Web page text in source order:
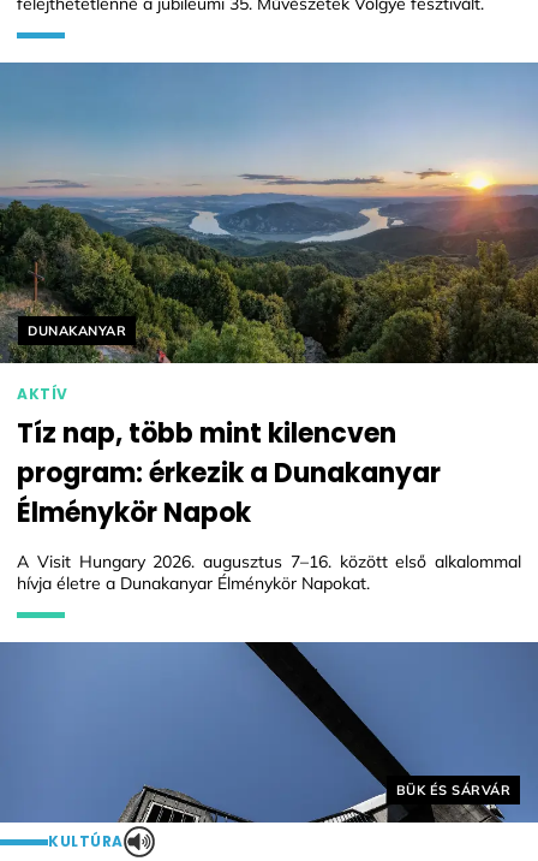
Helyszín címkék:
BÜK ÉS SÁRVÁR
KULTÚRA
Helyszín címkék:
DUNAKANYAR
AKTÍV
Tíz nap, több mint kilencven
program: érkezik a Dunakanyar
Élménykör Napok
A Visit Hungary 2026. augusztus 7–16. között első alkalommal
hívja életre a Dunakanyar Élménykör Napokat.